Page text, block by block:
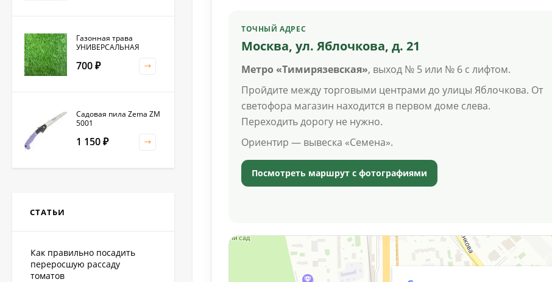
ТОЧНЫЙ АДРЕС
Москва, ул. Яблочкова, д. 21
Метро «Тимирязевская», выход № 5 или № 6 с лифтом.
Пройдите между торговыми центрами до улицы Яблочкова. От
светофора магазин находится в первом доме слева.
Переходить дорогу не нужно.
Ориентир — вывеска «Семена».
Посмотреть маршрут с фотографиями
Газонная трава
УНИВЕРСАЛЬНАЯ
700 ₽
Садовая пила Zema ZM
5001
1 150 ₽
Садовая тяпка-
СТАТЬИ
Как правильно посадить
переросшую рассаду
томатов